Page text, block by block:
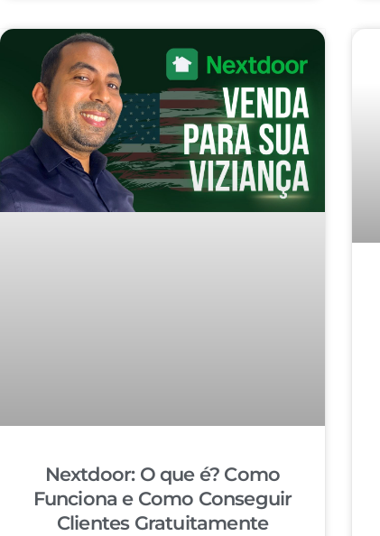
Nextdoor: O que é? Como
Funciona e Como Conseguir
Clientes Gratuitamente